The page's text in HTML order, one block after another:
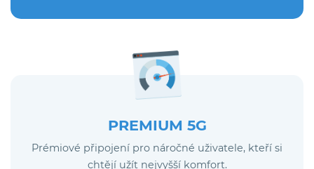
PREMIUM 5G
Prémiové připojení pro náročné uživatele, kteří si
chtějí užít nejvyšší komfort.